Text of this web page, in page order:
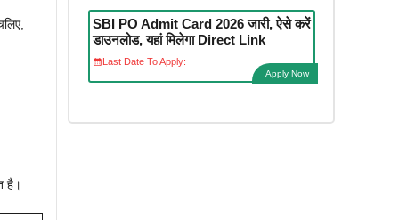
है।
SBI PO Admit Card 2026 जारी, ऐसे करें
डाउनलोड, यहां मिलेगा Direct Link
Last Date To Apply:
Apply Now